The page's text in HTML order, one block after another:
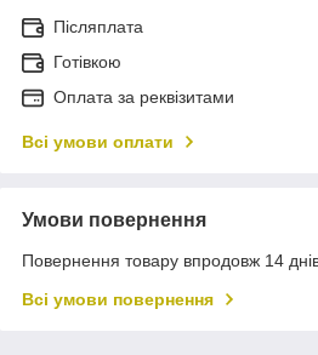
Післяплата
Готівкою
Оплата за реквізитами
Всі умови оплати
Умови повернення
Повернення товару впродовж 14
Всі умови повернення